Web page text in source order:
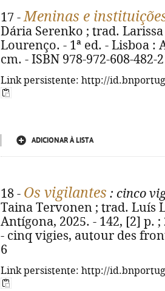
17 -Meninas e
Dária Serenko ; trad.
Lourenço. - 1ª ed. - Lisboa :
cm. - ISBN 978-972-608-482-2
Link persistente: http://
ADICIONAR À LISTA
18 - Os vigilantes : cinco
Taina Tervonen ; trad. Luís
Antígona, 2025. - 142, [2] p.
- cinq vigies, autour des
6
Link persistente: http://